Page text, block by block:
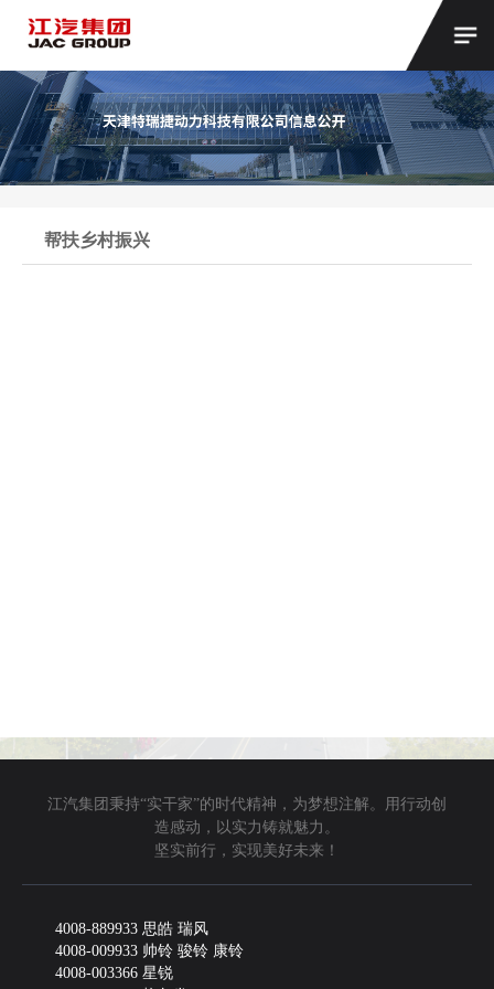
帮扶乡村振兴
江汽集团秉持“实干家”的时代精神，为梦想注解。用行动创
造感动，以实力铸就魅力。
坚实前行，实现美好未来！
4008-889933 思皓 瑞风
4008-009933 帅铃 骏铃 康铃
4008-003366 星锐